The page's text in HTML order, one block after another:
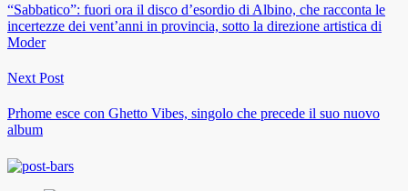
“Sabbatico”: fuori ora il disco d’esordio di Albino, che racconta le
incertezze dei vent’anni in provincia, sotto la direzione artistica di
Moder
Next Post
Prhome esce con Ghetto Vibes, singolo che precede il suo nuovo
album